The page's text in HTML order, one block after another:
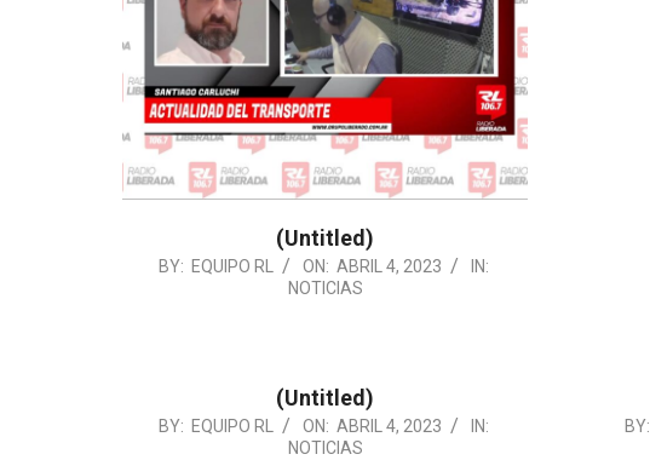
(Untitled)
2023-BY: EQUIPO RL ON: ABRIL 4, 2023
IN:
NOTICIAS
(Untitled)
2023-BY: EQUIPO RL ON: ABRIL 4, 2023
IN:
NOTICIAS
2023-
BY: